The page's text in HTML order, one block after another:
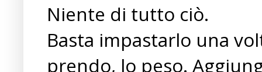
Niente di tutto ciò.
Basta impastarlo una
prendo, lo peso.